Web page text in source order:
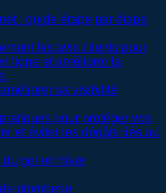
: guide étape par étape
sa visibilité
gel en hiver